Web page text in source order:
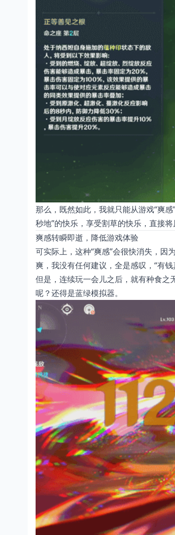
那么，既然如此，我就只能从游戏“爽
秒地”的快乐，享受割草的快乐，直接将
爽感转瞬即逝，降低游戏体验
可实际上，这种“爽感”会很快消失，因
爽，我没有任何建议，全是感叹，“有
但是，连续玩一会儿之后，就有种食
呢？还得是蓝绿模拟器。